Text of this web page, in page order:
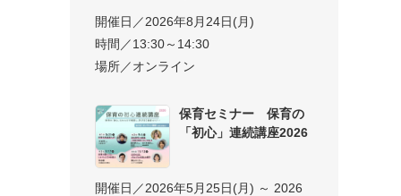
開催日／2026年8月24日(月)
時間／13:30～14:30
場所／オンライン
保育セミナー 保育の
「初心」連続講座2026
開催日／2026年5月25日(月) ～ 2026